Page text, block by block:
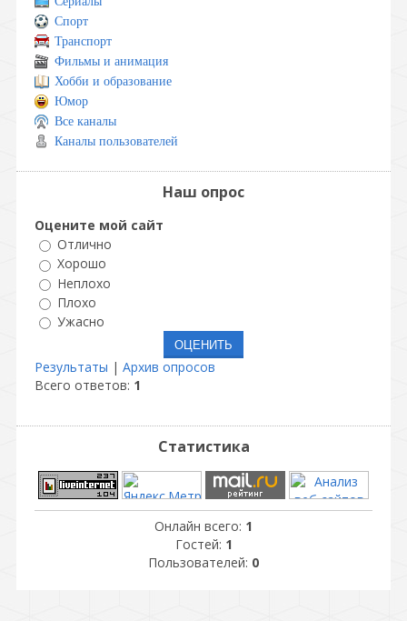
Спорт
Транспорт
Фильмы и анимация
Хобби и образование
Юмор
Все каналы
Каналы пользователей
Наш опрос
Оцените мой сайт
Отлично
Хорошо
Неплохо
Плохо
Ужасно
Результаты | Архив опросов
Всего ответов: 1
Статистика
Онлайн всего: 1
Гостей: 1
Пользователей: 0